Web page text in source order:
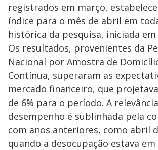
registrados em março,
índice para o mês de abril em
histórica da pesquisa, iniciada em
Os resultados, provenientes da
Nacional por Amostra de
Contínua, superaram as
mercado financeiro, que
de 6% para o período. A
desempenho é sublinhada pela
com anos anteriores, como abril
quando a desocupação estava em